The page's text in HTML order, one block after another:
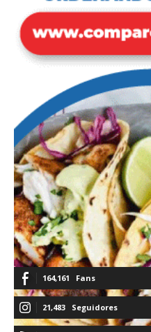
164,161 Fans
21,483 Seguidores